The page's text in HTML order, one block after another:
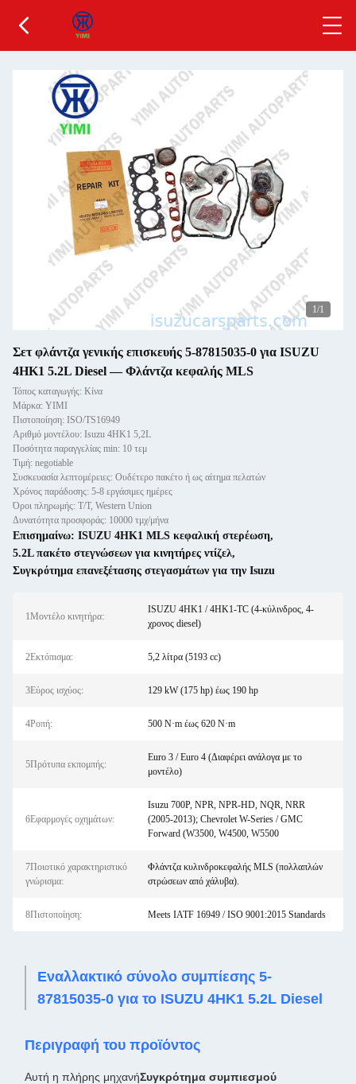
1/1
Σετ φλάντζα γενικής επισκευής 5-87815035-0 για ISUZU
4HK1 5.2L Diesel — Φλάντζα κεφαλής MLS
Τόπος καταγωγής: Κίνα
Μάρκα: YIMI
Πιστοποίηση: ISO/TS16949
Αριθμό μοντέλου: Isuzu 4HK1 5,2L
Ποσότητα παραγγελίας min: 10 τεμ
Τιμή: negotiable
Συσκευασία λεπτομέρειες: Ουδέτερο πακέτο ή ως αίτημα πελατών
Χρόνος παράδοσης: 5-8 εργάσιμες ημέρες
Όροι πληρωμής: T/T, Western Union
Δυνατότητα προσφοράς: 10000 τμχ/μήνα
Επισημαίνω: ISUZU 4HK1 MLS κεφαλική στερέωση,
5.2L πακέτο στεγνώσεων για κινητήρες ντίζελ,
Συγκρότημα επανεξέτασης στεγασμάτων για την Isuzu
1Μοντέλο κινητήρα:
ISUZU 4HK1 / 4HK1-TC (4-κύλινδρος, 4-
χρονος diesel)
2Εκτόπισμα: 5,2 λίτρα (5193 cc)
3Εύρος ισχύος: 129 kW (175 hp) έως 190 hp
4Ροπή: 500 N·m έως 620 N·m
5Πρότυπα εκπομπής:
Euro 3 / Euro 4 (Διαφέρει ανάλογα με το
μοντέλο)
6Εφαρμογές οχημάτων:
Isuzu 700P, NPR, NPR-HD, NQR, NRR
(2005-2013); Chevrolet W-Series / GMC
Forward (W3500, W4500, W5500
7Ποιοτικό χαρακτηριστικό
γνώρισμα:
Φλάντζα κυλινδροκεφαλής MLS (πολλαπλών
στρώσεων από χάλυβα).
8Πιστοποίηση: Meets IATF 16949 / ISO 9001:2015 Standards
Εναλλακτικό σύνολο συμπίεσης 5-
87815035-0 για το ISUZU 4HK1 5.2L Diesel
Περιγραφή του προϊόντος
Αυτή η πλήρης μηχανήΣυγκρότημα συμπιεσμού